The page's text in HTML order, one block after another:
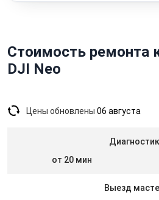
Стоимость ремонта
DJI Neo
Цены обновлены 06 августа
от 20 мин
Выезд